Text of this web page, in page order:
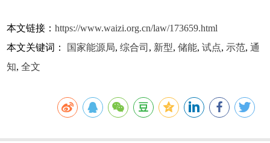
本文链接：https://www.waizi.org.cn/law/173659.html
本文关键词：
国家能源局,综合司 , 新型,储能,试点,示范,通
知,全文